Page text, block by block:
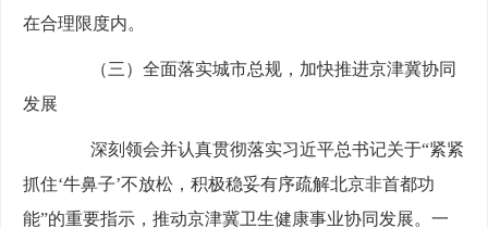
在合理限度内。
（三）全面落实城市总规，加快推进京津冀协同
发展
深刻领会并认真贯彻落实习近平总书记关于“紧紧
抓住‘牛鼻子’不放松，积极稳妥有序疏解北京非首都功
能”的重要指示，推动京津冀卫生健康事业协同发展。一